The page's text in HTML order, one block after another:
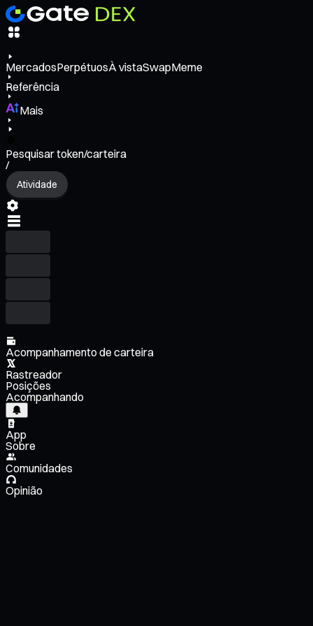
MercadosPerpétuosÀ vistaSwapMeme
Referência
Mais
Pesquisar token/carteira
/
Atividade
Acompanhamento de carteira
Rastreador
Posições
Acompanhando
App
Sobre
Comunidades
Opinião